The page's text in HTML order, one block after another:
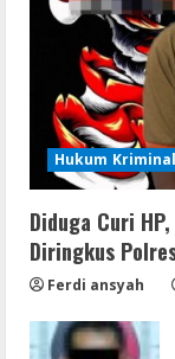
2
3
Hukum Kriminal
Diduga Curi
Diringkus
Ferdi ansyah